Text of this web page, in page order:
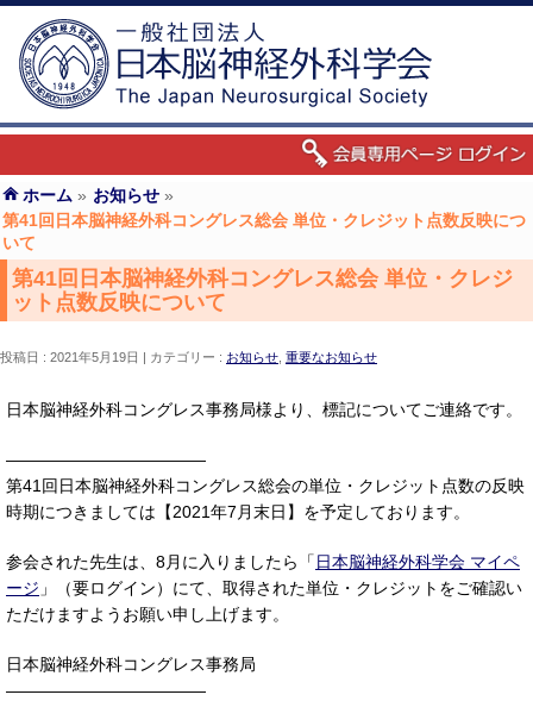
ホーム » お知らせ »
第41回日本脳神経外科コングレス総会 単位・クレジット点数反映につ
いて
第41回日本脳神経外科コングレス総会 単位・クレジ
ット点数反映について
投稿日 : 2021年5月19日 カテゴリー : お知らせ 重要なお知らせ
日本脳神経外科コングレス事務局様より、標記についてご連絡です。
————————————
第41回日本脳神経外科コングレス総会の単位・クレジット点数の反映
時期につきましては【2021年7月末日】を予定しております。
参会された先生は、8月に入りましたら「 日本脳神経外科学会 マイペ
ージ 」（要ログイン）にて、取得された単位・クレジットをご確認い
ただけますようお願い申し上げます。
日本脳神経外科コングレス事務局
————————————